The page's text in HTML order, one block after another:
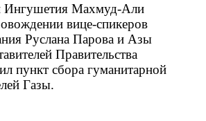
Ингушетия Махмуд-Али
вице-спикеров
Руслана Парова и Азы
Правительства
пункт сбора гуманитарной
Газы.